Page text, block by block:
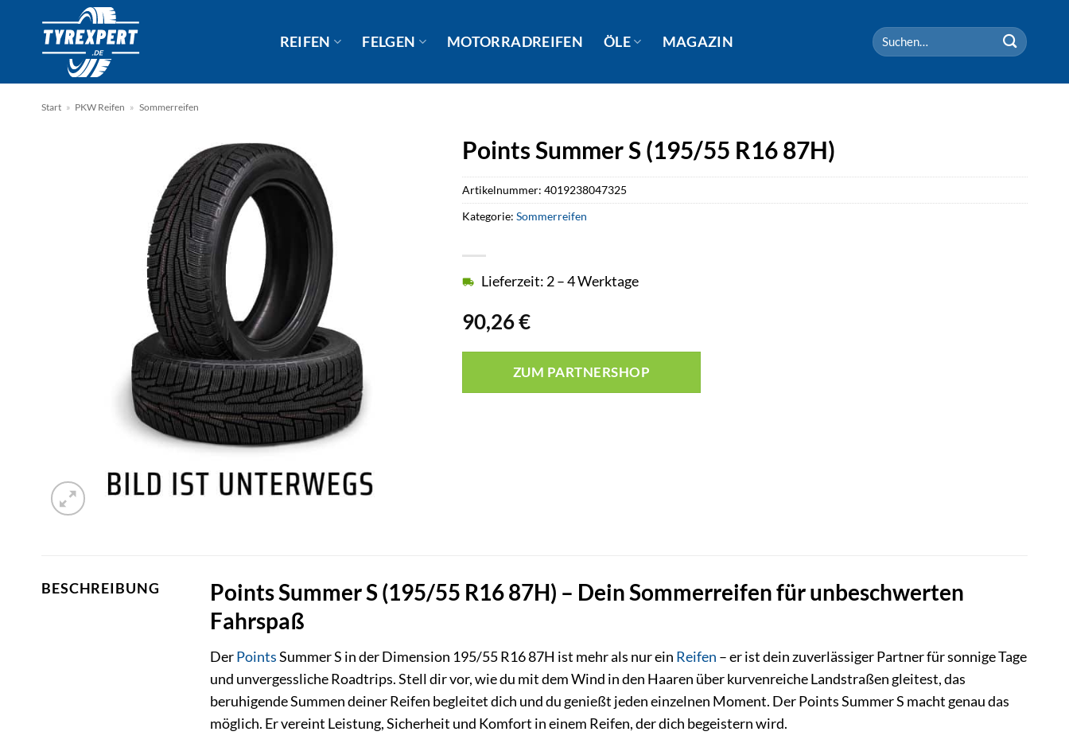
springen
REIFEN FELGEN MOTORRADREIFEN ÖLE MAGAZIN
Suchen
nach:
Start » PKW Reifen » Sommerreifen
Points Summer S (195/55 R16 87H)
90,26€
Lieferzeit: 2 – 4 Werktage
ZUM PARTNERSHOP
Artikelnummer:4019238047325
Kategorie:Sommerreifen
BESCHREIBUNG
Points Summer S (195/55 R16 87H) – Dein Sommerreifen für unbeschwerten
Fahrspaß
DerPointsSummer S in der Dimension 195/55 R16 87H ist mehr als nur ein Reifen – er ist dein zuverlässiger Partner für sonnige Tage
und unvergessliche Roadtrips. Stell dir vor, wie du mit dem Wind in den Haaren über kurvenreiche Landstraßen gleitest, das
beruhigende Summen deiner Reifen begleitet dich und du genießt jeden einzelnen Moment. Der Points Summer S macht genau das
möglich. Er vereint Leistung, Sicherheit und Komfort in einem Reifen, der dich begeistern wird.